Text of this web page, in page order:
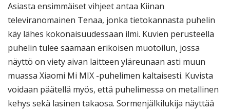
Asiasta ensimmäiset vihjeet antaa Kiinan
televiranomainen Tenaa, jonka tietokannasta puhelin
käy lähes kokonaisuudessaan ilmi. Kuvien perusteella
puhelin tulee saamaan erikoisen muotoilun, jossa
näyttö on viety aivan laitteen yläreunaan asti muun
muassa Xiaomi Mi MIX -puhelimen kaltaisesti. Kuvista
voidaan päätellä myös, että puhelimessa on metallinen
kehys sekä lasinen takaosa. Sormenjälkilukija näyttää